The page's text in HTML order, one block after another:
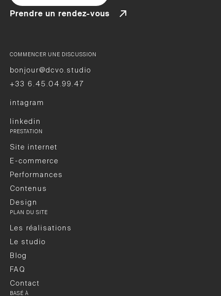
Prendre un rendez-vous
COMMENCER UNE DISCUSSION
bonjour@dcvo.studio
+33 6.45.04.99.47
intagram
linkedin
PRESTATION
Site internet
E-commerce
Performances
Contenus
Design
PLAN DU SITE
Les réalisations
Le studio
Blog
FAQ
Contact
BASÉ À